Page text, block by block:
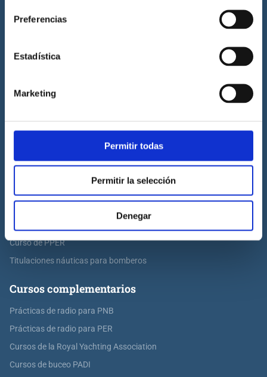
Preferencias
Estadística
Marketing
Permitir todas
Permitir la selección
Denegar
Prácticas de PNB
Titulaciones náuticas
Curso de PPER
Titulaciones náuticas para bomberos
Cursos complementarios
Prácticas de radio para PNB
Prácticas de radio para PER
Cursos de la Royal Yachting Association
Cursos de buceo PADI